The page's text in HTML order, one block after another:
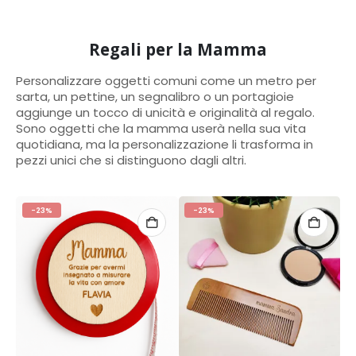
Regali per la Mamma
Personalizzare oggetti comuni come un metro per
sarta, un pettine, un segnalibro o un portagioie
aggiunge un tocco di unicità e originalità al regalo.
Sono oggetti che la mamma userà nella sua vita
quotidiana, ma la personalizzazione li trasforma in
pezzi unici che si distinguono dagli altri.
-23% -23%